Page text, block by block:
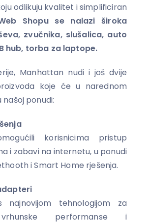
odlikuju kvalitet i simplificiran
Shopu se nalazi široka
zvučnika, slušalica, auto
hub, torba za laptope.
Manhattan nudi i još dvije
koje će u narednom
ponudi:
korisnicima pristup
i zabavi na internetu, u ponudi
i Smart Home rješenja.
najnovijom tehnologijom za
performanse i